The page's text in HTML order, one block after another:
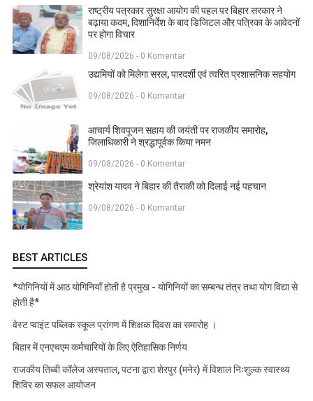
राष्ट्रीय पत्रकार सुरक्षा आयोग की पहल पर बिहार सरकार ने
बढ़ाया कदम, दिशानिर्देश के बाद डिजिटल और पत्रिका के आवेदनों
पर होगा विचार
09/08/2026 - 0 Komentar
उद्यमियों को मिलेगा सरल, पारदर्शी एवं त्वरित प्रशासनिक सहयोग
09/08/2026 - 0 Komentar
आचार्य शिवपूजन सहाय की जयंती पर राजकीय समारोह,
जिलाधिकारी ने श्रद्धापूर्वक किया नमन
09/08/2026 - 0 Komentar
श्रेयांश यादव ने बिहार की तैराकी को दिलाई नई पहचान
09/08/2026 - 0 Komentar
BEST ARTICLES
*योगिनियों में आठ योगिनियाँ होती है प्रमुख - योगिनियों का सम्बन्ध तंत्र तथा योग विद्या से
होती है*
वेस्ट प्वाइंट पब्लिक स्कूल प्रांगण में शिक्षक दिवस का समारोह ।
बिहार में एनएचएम कर्मचारियों के लिए ऐतिहासिक निर्णय
राजकीय तिब्बी कॉलेज अस्पताल, पटना द्वारा शेरपुर (मनेर) में विशाल निःशुल्क स्वास्थ्य
शिविर का सफल आयोजन